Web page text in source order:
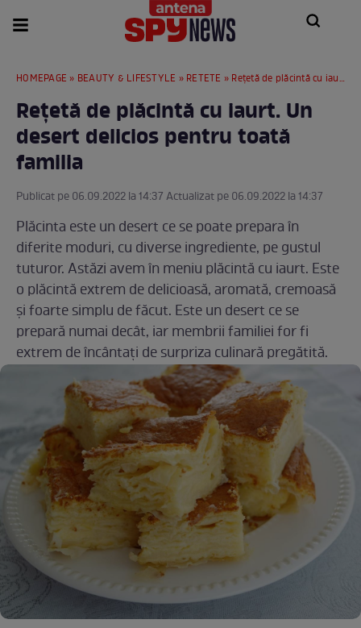
HOMEPAGE » BEAUTY & LIFESTYLE » RETETE » Rețetă de plăcintă cu iaurt. Un desert delicios pentru toată familia
Rețetă de plăcintă cu iaurt. Un
desert delicios pentru toată
familia
Publicat pe 06.09.2022 la 14:37 Actualizat pe 06.09.2022 la 14:37
Plăcinta este un desert ce se poate prepara în
diferite moduri, cu diverse ingrediente, pe gustul
tuturor. Astăzi avem în meniu plăcintă cu iaurt. Este
o plăcintă extrem de delicioasă, aromată, cremoasă
și foarte simplu de făcut. Este un desert ce se
prepară numai decât, iar membrii familiei for fi
extrem de încântați de surpriza culinară pregătită.